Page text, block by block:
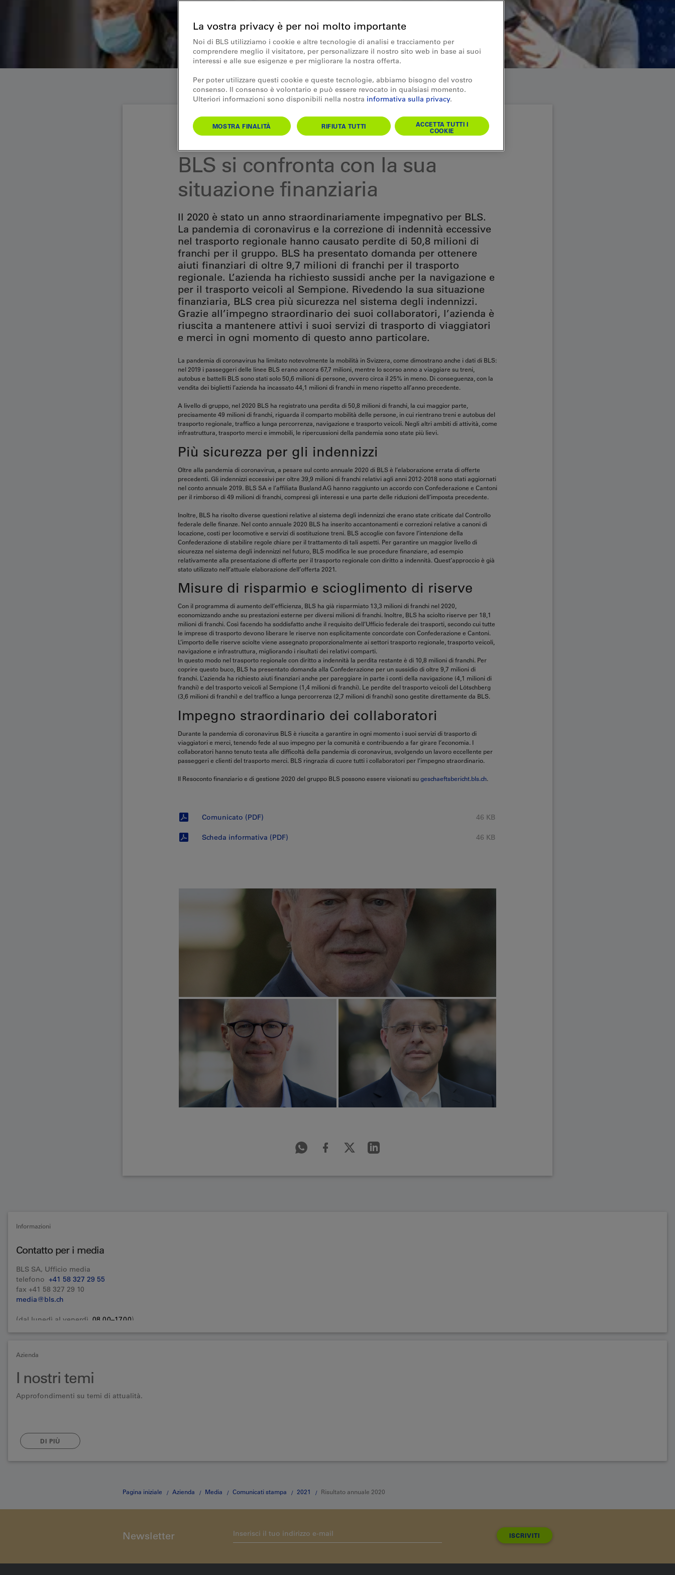
Comunicato stampa ad hoc 09.04.2021
BLS si confronta con la sua
situazione finanziaria
Il 2020 è stato un anno straordinariamente impegnativo per BLS.
La pandemia di coronavirus e la correzione di indennità eccessive
nel trasporto regionale hanno causato perdite di 50,8 milioni di
franchi per il gruppo. BLS ha presentato domanda per ottenere
aiuti finanziari di oltre 9,7 milioni di franchi per il trasporto
regionale. L’azienda ha richiesto sussidi anche per la navigazione e
per il trasporto veicoli al Sempione. Rivedendo la sua situazione
finanziaria, BLS crea più sicurezza nel sistema degli indennizzi.
Grazie all’impegno straordinario dei suoi collaboratori, l’azienda è
riuscita a mantenere attivi i suoi servizi di trasporto di viaggiatori
e merci in ogni momento di questo anno particolare.
La pandemia di coronavirus ha limitato notevolmente la mobilità in Svizzera, come dimostrano anche i dati di BLS:
nel 2019 i passeggeri delle linee BLS erano ancora 67,7 milioni, mentre lo scorso anno a viaggiare su treni,
autobus e battelli BLS sono stati solo 50,6 milioni di persone, ovvero circa il 25% in meno. Di conseguenza, con la
vendita dei biglietti l’azienda ha incassato 44,1 milioni di franchi in meno rispetto all’anno precedente.
A livello di gruppo, nel 2020 BLS ha registrato una perdita di 50,8 milioni di franchi, la cui maggior parte,
precisamente 49 milioni di franchi, riguarda il comparto mobilità delle persone, in cui rientrano treni e autobus del
trasporto regionale, traffico a lunga percorrenza, navigazione e trasporto veicoli. Negli altri ambiti di attività, come
infrastruttura, trasporto merci e immobili, le ripercussioni della pandemia sono state più lievi.
Più sicurezza per gli indennizzi
Oltre alla pandemia di coronavirus, a pesare sul conto annuale 2020 di BLS è l’elaborazione errata di offerte
precedenti. Gli indennizzi eccessivi per oltre 39,9 milioni di franchi relativi agli anni 2012-2018 sono stati aggiornati
nel conto annuale 2019. BLS SA e l’affiliata Busland AG hanno raggiunto un accordo con Confederazione e Cantoni
per il rimborso di 49 milioni di franchi, compresi gli interessi e una parte delle riduzioni dell’imposta precedente.
Inoltre, BLS ha risolto diverse questioni relative al sistema degli indennizzi che erano state criticate dal Controllo
federale delle finanze. Nel conto annuale 2020 BLS ha inserito accantonamenti e correzioni relative a canoni di
locazione, costi per locomotive e servizi di sostituzione treni. BLS accoglie con favore l’intenzione della
Confederazione di stabilire regole chiare per il trattamento di tali aspetti. Per garantire un maggior livello di
sicurezza nel sistema degli indennizzi nel futuro, BLS modifica le sue procedure finanziare, ad esempio
relativamente alla presentazione di offerte per il trasporto regionale con diritto a indennità. Quest’approccio è già
stato utilizzato nell’attuale elaborazione dell’offerta 2021.
Misure di risparmio e scioglimento di riserve
Con il programma di aumento dell’efficienza, BLS ha già risparmiato 13,3 milioni di franchi nel 2020,
economizzando anche su prestazioni esterne per diversi milioni di franchi. Inoltre, BLS ha sciolto riserve per 18,1
milioni di franchi. Così facendo ha soddisfatto anche il requisito dell’Ufficio federale dei trasporti, secondo cui tutte
le imprese di trasporto devono liberare le riserve non esplicitamente concordate con Confederazione e Cantoni.
L’importo delle riserve sciolte viene assegnato proporzionalmente ai settori trasporto regionale, trasporto veicoli,
navigazione e infrastruttura, migliorando i risultati dei relativi comparti.
In questo modo nel trasporto regionale con diritto a indennità la perdita restante è di 10,8 milioni di franchi. Per
coprire questo buco, BLS ha presentato domanda alla Confederazione per un sussidio di oltre 9,7 milioni di
franchi. L’azienda ha richiesto aiuti finanziari anche per pareggiare in parte i conti della navigazione (4,1 milioni di
franchi) e del trasporto veicoli al Sempione (1,4 milioni di franchi). Le perdite del trasporto veicoli del Lötschberg
(3,6 milioni di franchi) e del traffico a lunga percorrenza (2,7 milioni di franchi) sono gestite direttamente da BLS.
Impegno straordinario dei collaboratori
Durante la pandemia di coronavirus BLS è riuscita a garantire in ogni momento i suoi servizi di trasporto di
viaggiatori e merci, tenendo fede al suo impegno per la comunità e contribuendo a far girare l’economia. I
collaboratori hanno tenuto testa alle difficoltà della pandemia di coronavirus, svolgendo un lavoro eccellente per
passeggeri e clienti del trasporto merci. BLS ringrazia di cuore tutti i collaboratori per l’impegno straordinario.
Il Resoconto finanziario e di gestione 2020 del gruppo BLS possono essere visionati su geschaeftsbericht.bls.ch.
46 KB
Comunicato (PDF)
46 KB
Scheda informativa (PDF)
Informazioni
Contatto per i media
BLS SA, Ufficio media
telefono +41 58 327 29 55
fax +41 58 327 29 10
media@bls.ch
(dal lunedì al venerdì, 08.00–17.00)
Azienda
I nostri temi
Approfondimenti su temi di attualità.
DI PIÙ
Pagina iniziale Azienda Media Comunicati stampa 2021 Risultato annuale 2020
Newsletter ISCRIVITI
La vostra privacy è per noi molto importante
Noi di BLS utilizziamo i cookie e altre tecnologie di analisi e tracciamento per
comprendere meglio il visitatore, per personalizzare il nostro sito web in base ai suoi
interessi e alle sue esigenze e per migliorare la nostra offerta.
Per poter utilizzare questi cookie e queste tecnologie, abbiamo bisogno del vostro
consenso. Il consenso è volontario e può essere revocato in qualsiasi momento.
Ulteriori informazioni sono disponibili nella nostra informativa sulla privacy.
MOSTRA FINALITÀ RIFIUTA TUTTI
ACCETTA TUTTI I
COOKIE